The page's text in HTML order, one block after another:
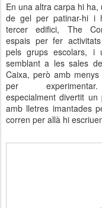
En una altra carpa hi ha,
de gel per patinar-hi i
tercer edifici, The
espais per fer
pels grups escolars, i
semblant a les sales
Caixa, però amb menys
per
especialment divertit
amb lletres imantades
corren per allà hi